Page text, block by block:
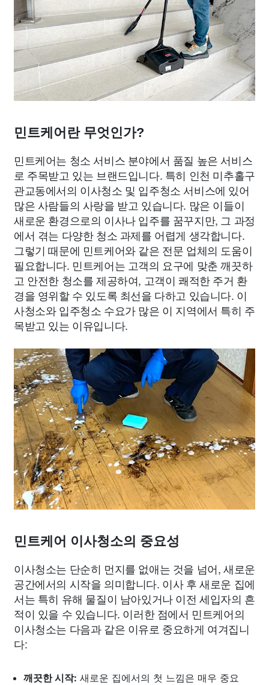
민트케어란 무엇인가?
민트케어는 청소 서비스 분야에서 품질 높은 서비스
로 주목받고 있는 브랜드입니다. 특히 인천 미추홀구
관교동에서의 이사청소 및 입주청소 서비스에 있어
많은 사람들의 사랑을 받고 있습니다. 많은 이들이
새로운 환경으로의 이사나 입주를 꿈꾸지만, 그 과정
에서 겪는 다양한 청소 과제를 어렵게 생각합니다.
그렇기 때문에 민트케어와 같은 전문 업체의 도움이
필요합니다. 민트케어는 고객의 요구에 맞춘 깨끗하
고 안전한 청소를 제공하여, 고객이 쾌적한 주거 환
경을 영위할 수 있도록 최선을 다하고 있습니다. 이
사청소와 입주청소 수요가 많은 이 지역에서 특히 주
목받고 있는 이유입니다.
민트케어 이사청소의 중요성
이사청소는 단순히 먼지를 없애는 것을 넘어, 새로운
공간에서의 시작을 의미합니다. 이사 후 새로운 집에
서는 특히 유해 물질이 남아있거나 이전 세입자의 흔
적이 있을 수 있습니다. 이러한 점에서 민트케어의
이사청소는 다음과 같은 이유로 중요하게 여겨집니
다:
깨끗한 시작: 새로운 집에서의 첫 느낌은 매우 중요